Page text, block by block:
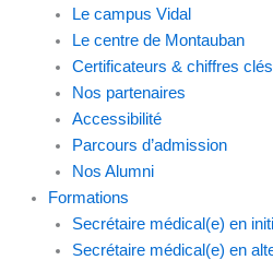
Le campus Vidal
Le centre de Montauban
Certificateurs & chiffres clés
Nos partenaires
Accessibilité
Parcours d’admission
Nos Alumni
Formations
Secrétaire médical(e) en
Secrétaire médical(e) en